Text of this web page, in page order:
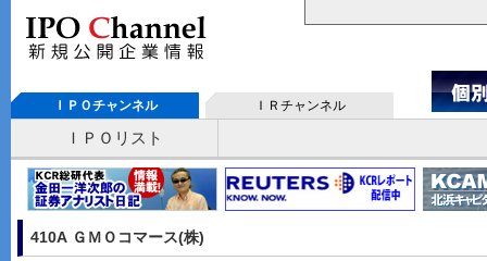
ＩＰＯチャンネル ＩＲチャンネル
ＩＰＯリスト
410A ＧＭＯコマース(株)